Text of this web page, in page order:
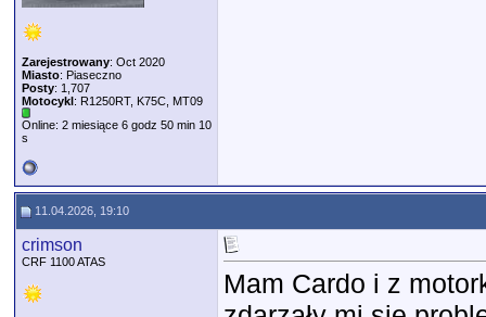
Zarejestrowany: Oct 2020
Miasto: Piaseczno
Posty: 1,707
Motocykl: R1250RT, K75C, MT09
Online: 2 miesiące 6 godz 50 min 10
s
11.04.2026, 19:10
crimson
CRF 1100 ATAS
Mam Cardo i z